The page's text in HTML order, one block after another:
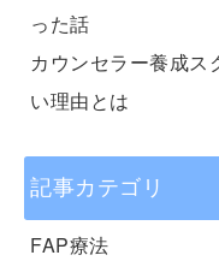
った話
カウンセラー養成
い理由とは
記事カテゴリ
FAP療法